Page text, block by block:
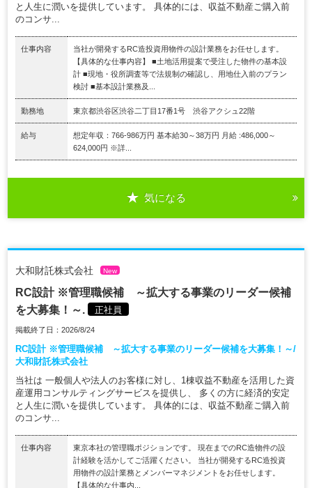
と人生に潤いを提供しています。 具体的には、収益不動産ご購入前
のコンサ...
仕事内容
当社が開発するRC造投資用物件の設計業務をお任せします。
【具体的な仕事内容】 ■土地活用提案で受注した物件の基本設
計 ■現地・役所調査等で法規制の確認し、用地仕入前のプラン
検討 ■基本設計業務及...
勤務地 東京都渋谷区渋谷二丁目17番1号 渋谷アクシュ22階
給与
想定年収：766-986万円 基本給30～38万円 月給 :486,000～
624,000円 ※詳...
気になる
大和財託株式会社 New
RC設計 ※管理職候補 ～拡大する事業のリーダー候補
を大募集！～.
正社員
掲載終了日：2026/8/24
RC設計 ※管理職候補 ～拡大する事業のリーダー候補を大募集！～/
大和財託株式会社
当社は 一般個人や法人のお客様に対し、1棟収益不動産を活用した資
産運用コンサルティングサービスを提供し、 多くの方に経済的安定
と人生に潤いを提供しています。 具体的には、収益不動産ご購入前
のコンサ...
仕事内容
東京本社の管理職ポジションです。 現在までのRC造物件の設
計経験を活かしてご活躍ください。 当社が開発するRC造投資
用物件の設計業務とメンバーマネジメントをお任せします。
【具体的な仕事内...